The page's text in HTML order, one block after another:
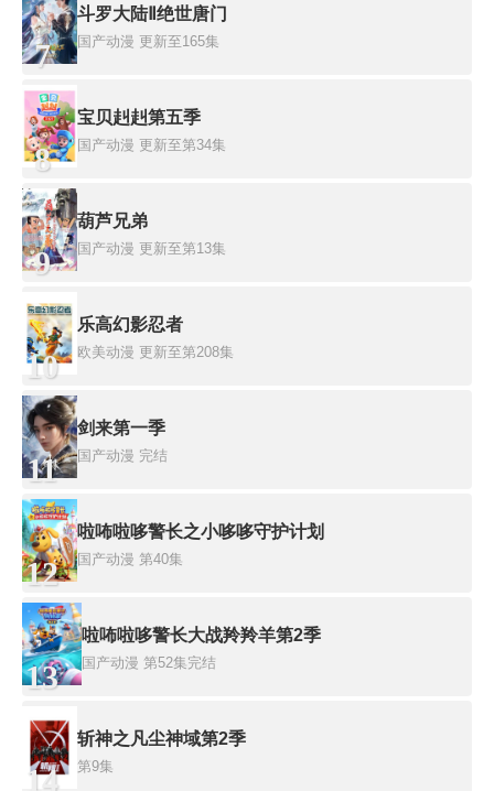
7
斗罗大陆Ⅱ绝世唐门
国产动漫 更新至165集
8
宝贝赳赳第五季
国产动漫 更新至第34集
9
葫芦兄弟
国产动漫 更新至第13集
10
乐高幻影忍者
欧美动漫 更新至第208集
11
剑来第一季
国产动漫 完结
12
啦咘啦哆警长之小哆哆守护计划
国产动漫 第40集
13
啦咘啦哆警长大战羚羚羊第2季
国产动漫 第52集完结
14
斩神之凡尘神域第2季
第9集